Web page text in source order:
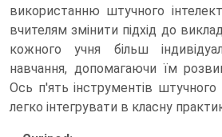
використанню штучного
вчителям змінити підхід до
кожного учня більш
навчання, допомагаючи їм
Ось п'ять інструментів штучного
легко інтегрувати в класну